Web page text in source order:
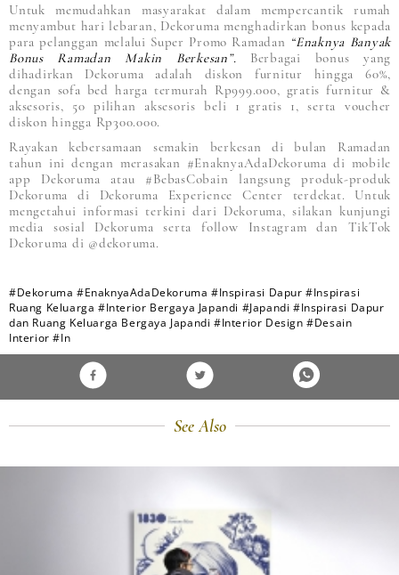
Untuk memudahkan masyarakat dalam mempercantik rumah
menyambut hari lebaran, Dekoruma menghadirkan bonus kepada
para pelanggan melalui Super Promo Ramadan “Enaknya Banyak
Bonus Ramadan Makin Berkesan”. Berbagai bonus yang
dihadirkan Dekoruma adalah diskon furnitur hingga 60%,
dengan sofa bed harga termurah Rp999.000, gratis furnitur &
aksesoris, 50 pilihan aksesoris beli 1 gratis 1, serta voucher
diskon hingga Rp300.000.
Rayakan kebersamaan semakin berkesan di bulan Ramadan
tahun ini dengan merasakan #EnaknyaAdaDekoruma di mobile
app Dekoruma atau #BebasCobain langsung produk-produk
Dekoruma di Dekoruma Experience Center terdekat. Untuk
mengetahui informasi terkini dari Dekoruma, silakan kunjungi
media sosial Dekoruma serta follow Instagram dan TikTok
Dekoruma di @dekoruma.
#Dekoruma #EnaknyaAdaDekoruma #Inspirasi Dapur #Inspirasi
Ruang Keluarga #Interior Bergaya Japandi #Japandi #Inspirasi Dapur
dan Ruang Keluarga Bergaya Japandi #Interior Design #Desain
Interior #In
See Also